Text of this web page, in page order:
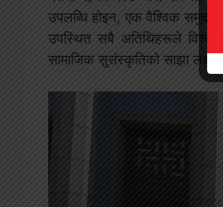
उपलब्धि होइन, एक वैश्विक
उपस्थित सबै अतिथिहरूले
सामाजिक सुसंस्कृतिको साझा